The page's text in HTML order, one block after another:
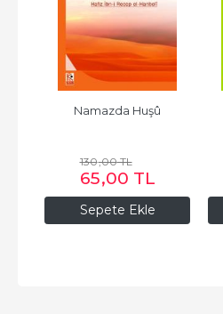
Sepete Ekle
Namazda Huşû
130,00TL
65,00 TL